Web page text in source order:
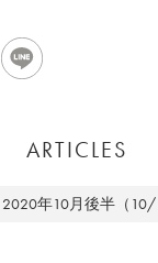
ARTICLES
2020年10月後半（